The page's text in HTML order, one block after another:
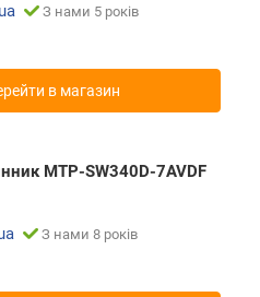
З нами 5 років
в магазин
MTP-SW340D-7AVDF
З нами 8 років